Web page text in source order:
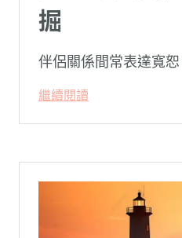
掘
伴侶關係間常表達寬
繼續閱讀